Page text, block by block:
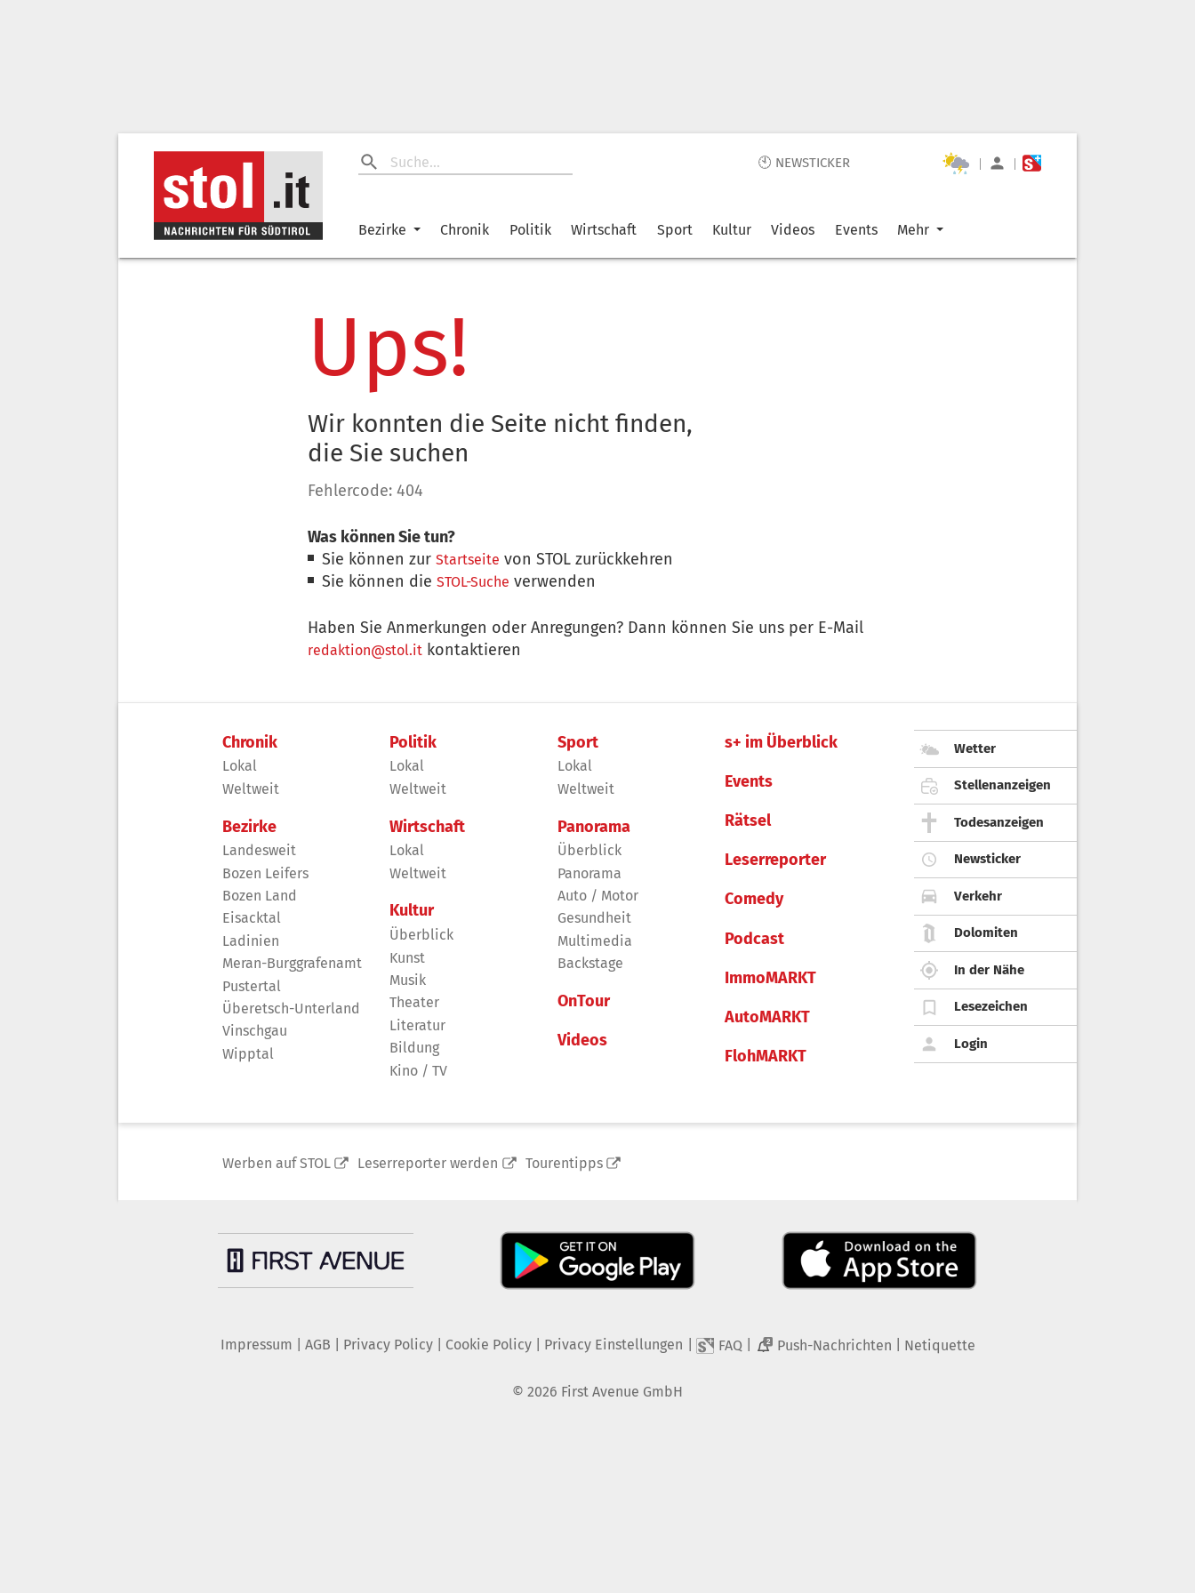
🕙 NEWSTICKER | |
Bezirke Chronik Politik Wirtschaft Sport Kultur Videos Events Mehr
Ups!
Wir konnten die Seite nicht finden,
die Sie suchen
Fehlercode: 404
Was können Sie tun?
Sie können zurStartseite von STOL zurückkehren
Sie können dieSTOL-Suche verwenden
Haben Sie Anmerkungen oder Anregungen? Dann können Sie uns per E-Mail
redaktion@stol.it kontaktieren
Chronik
Lokal
Weltweit
Bezirke
Landesweit
Bozen Leifers
Bozen Land
Eisacktal
Ladinien
Meran-Burggrafenamt
Pustertal
Überetsch-Unterland
Vinschgau
Wipptal
Politik
Lokal
Weltweit
Wirtschaft
Lokal
Weltweit
Kultur
Überblick
Kunst
Musik
Theater
Literatur
Bildung
Kino / TV
Sport
Lokal
Weltweit
Panorama
Überblick
Panorama
Auto / Motor
Gesundheit
Multimedia
Backstage
OnTour
Videos
s+ im Überblick
Events
Rätsel
Leserreporter
Comedy
Podcast
ImmoMARKT
AutoMARKT
FlohMARKT
Wetter
Stellenanzeigen
Todesanzeigen
Newsticker
Verkehr
Dolomiten
In der Nähe
Lesezeichen
Login
Werben auf STOL Leserreporter werden Tourentipps
Impressum AGB Privacy Policy| Cookie Policy| Privacy Einstellungen FAQ 2 Push-Nachrichten Netiquette
© 2026 First Avenue GmbH